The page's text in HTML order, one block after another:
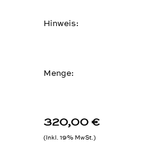
320,00 €
Inkl. 19% MwSt.
Hinweis
Menge: